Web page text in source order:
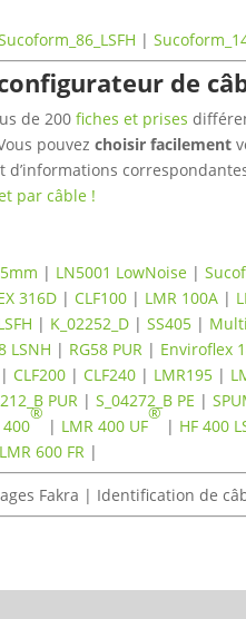
|
de
de 200fiches et prises
pouvezchoisir facilement
d’informations
par câble !
| LN5001 LowNoise |
316D |CLF100 | LMR 100A |
| K_02252_D |SS405 |
LSNH | RG58 PUR | Enviroflex
|CLF200 |CLF240 | LMR195 |
PUR |S_04272_B PE |
400
®
| LMR 400 UF
®
| HF 400
LMR 600 FR |
Fakra | Identification de